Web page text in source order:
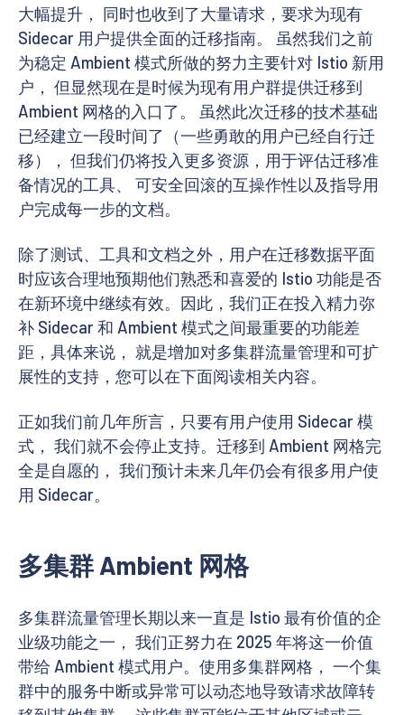
大幅提升， 同时也收到了大量请求，要求为现有
Sidecar 用户提供全面的迁移指南。 虽然我们之前
为稳定 Ambient 模式所做的努力主要针对 Istio 新用
户， 但显然现在是时候为现有用户群提供迁移到
Ambient 网格的入口了。 虽然此次迁移的技术基础
已经建立一段时间了（一些勇敢的用户已经自行迁
移）， 但我们仍将投入更多资源，用于评估迁移准
备情况的工具、 可安全回滚的互操作性以及指导用
户完成每一步的文档。
除了测试、工具和文档之外，用户在迁移数据平面
时应该合理地预期他们熟悉和喜爱的 Istio 功能是否
在新环境中继续有效。因此，我们正在投入精力弥
补 Sidecar 和 Ambient 模式之间最重要的功能差
距，具体来说， 就是增加对多集群流量管理和可扩
展性的支持，您可以在下面阅读相关内容。
正如我们前几年所言，只要有用户使用 Sidecar 模
式， 我们就不会停止支持。迁移到 Ambient 网格完
全是自愿的， 我们预计未来几年仍会有很多用户使
用 Sidecar。
多集群 Ambient 网格
多集群流量管理长期以来一直是 Istio 最有价值的企
业级功能之一， 我们正努力在 2025 年将这一价值
带给 Ambient 模式用户。使用多集群网格， 一个集
群中的服务中断或异常可以动态地导致请求故障转